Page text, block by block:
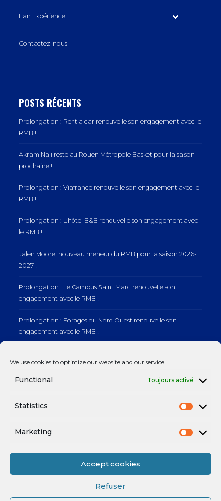
We use cookies to optimize our website and our service.
Functional Toujours activé
Statistics
Marketing
Accept cookies
Refuser
Fan Expérience
Contactez-nous
POSTS RÉCENTS
Prolongation : Rent a car renouvelle son engagement avec le
RMB !
Akram Naji reste au Rouen Métropole Basket pour la saison
prochaine !
Prolongation : Viafrance renouvelle son engagement avec le
RMB !
Prolongation : L’hôtel B&B renouvelle son engagement avec
le RMB !
Jalen Moore, nouveau meneur du RMB pour la saison 2026-
2027 !
Prolongation : Le Campus Saint Marc renouvelle son
engagement avec le RMB !
Prolongation : Forages du Nord Ouest renouvelle son
engagement avec le RMB !
engagement avec le RMB !
Mentions légales